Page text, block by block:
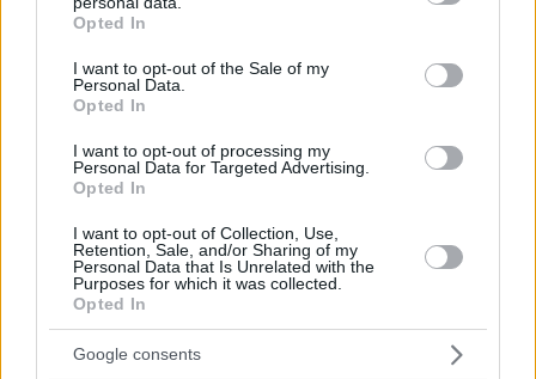
grant or deny consent to Google and its third-party tags to
use your data for below specified purposes in below Google
consent section.
Opted In
I want to opt-out of the Sale of my
Personal Data.
Opted In
I want to opt-out of processing my
Personal Data for Targeted Advertising.
Opted In
I want to opt-out of Collection, Use,
Retention, Sale, and/or Sharing of my
Personal Data that Is Unrelated with the
Purposes for which it was collected.
Opted In
Google consents
Το μέλλον της τεχνολογίας
27.07.2026, 06:00
03.08.2026, 10:56
Επαγγελματική Εκπαίδευση & Εξειδίκευση: Το Mοντέλο που
σε Bάζει στην Aγορά Eργασίας
26.07.2026, 09:54